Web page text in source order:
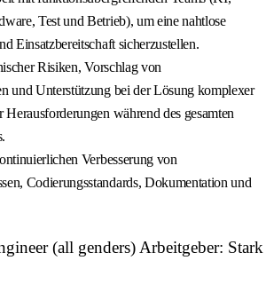
Test und Betrieb), um eine nahtlose
Einsatzbereitschaft sicherzustellen.
Risiken, Vorschlag von
und Unterstützung bei der Lösung komplexer
Herausforderungen während des gesamten
Verbesserung von
Codierungsstandards, Dokumentation und
(all genders) Arbeitgeber: Stark